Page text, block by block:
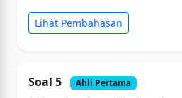
Lihat Pembahasan
Soal 5 Ahli Pertama